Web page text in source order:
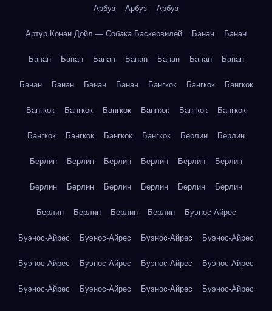
Арбуз Арбуз Арбуз
Артур Конан Дойл — Собака Баскервилей Банан Банан
Банан Банан Банан Банан Банан Банан Банан
Банан Банан Банан Банан Бангкок Бангкок Бангкок
Бангкок Бангкок Бангкок Бангкок Бангкок Бангкок
Бангкок Бангкок Бангкок Бангкок Берлин Берлин
Берлин Берлин Берлин Берлин Берлин Берлин
Берлин Берлин Берлин Берлин Берлин Берлин
Берлин Берлин Берлин Берлин Буэнос-Айрес
Буэнос-Айрес Буэнос-Айрес Буэнос-Айрес Буэнос-Айрес
Буэнос-Айрес Буэнос-Айрес Буэнос-Айрес Буэнос-Айрес
Буэнос-Айрес Буэнос-Айрес Буэнос-Айрес Буэнос-Айрес